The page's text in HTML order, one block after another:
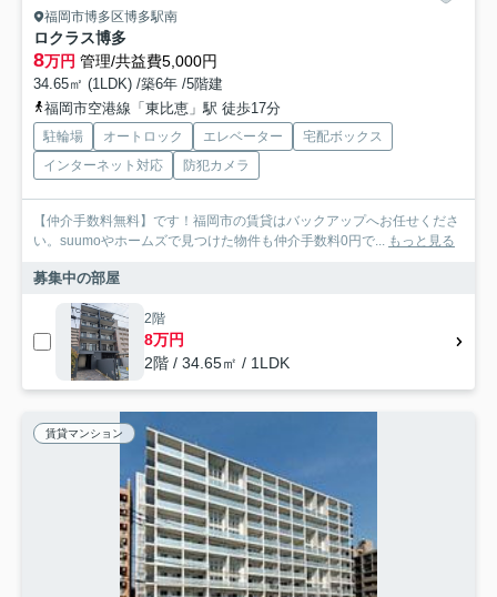
福岡市博多区博多駅南
ロクラス博多
8万円 管理/共益費5,000円
34.65㎡ (1LDK) /築6年 /5階建
福岡市空港線「東比恵」駅 徒歩17分
駐輪場 オートロック エレベーター
宅配ボックス
インターネット対応
防犯カメラ
【仲介手数料無料】です！福岡市の賃貸はバックアップへお任せくださ
い。suumoやホームズで見つけた物件も仲介手数料0円で... もっと見る
募集中の部屋
2階
8万円
2階 / 34.65㎡ / 1LDK
賃貸マンション